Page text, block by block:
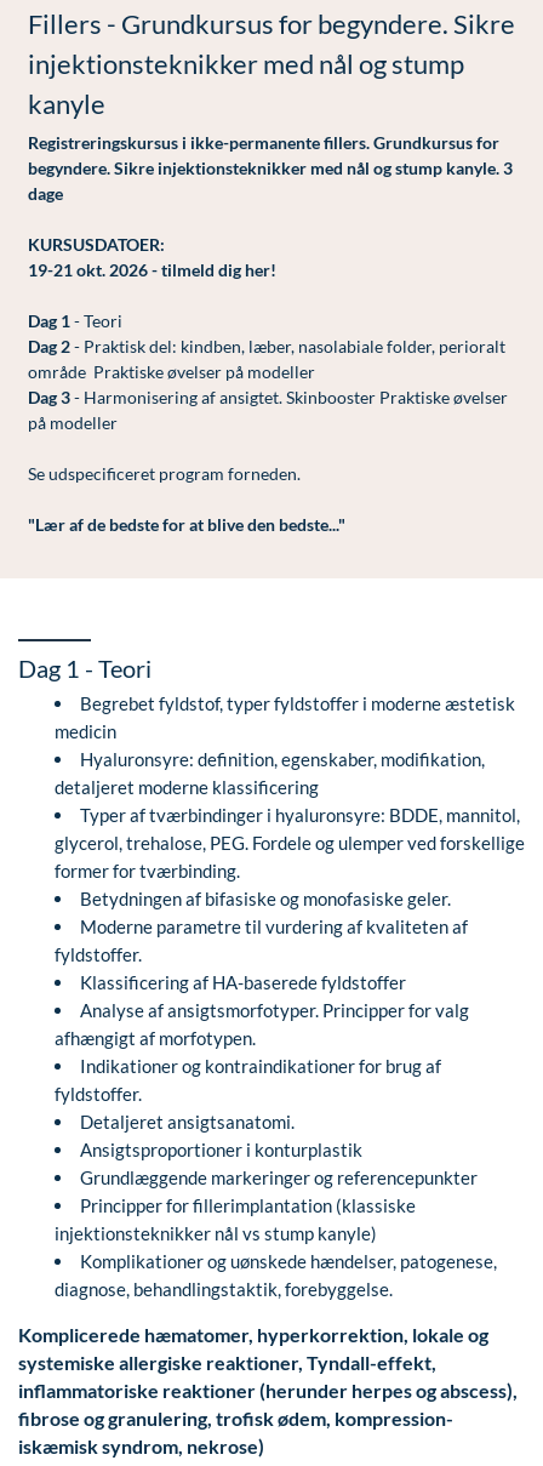
Lunge-astma-allergi
Mave-tarm kirurgi
Menopause- og hormonterapi
Neurologi (hjerne-nervesygdomme)
Plastikkirurgi (rekonstruktiv)
Svedproblemer
Søvn
Ultralydsscanning
Urologi (Urinvejssygdomme)
Ar og strækmærker
Uønsket hårvækst
Hårtab
Aldersprægede håndrygge
Intim konturering/foryngelse
Kosmetisk Plastikkirurgi
Kæbekirurgi
Før / efter billeder
Udskrivelse
Kontakt os & Find vej
Kvalitet og patienttilfredshed
Nyttige links
Parkering og opladning på AROS Privathospital
Rygepolitik
Sengestuer
Standardbetingelser for privatbetalte
operationer
Ventetid i det offentlige - Frit sygehusvalg
Vores mål
Fillers - Grundkursus for begyndere. Sikre
injektionsteknikker med nål og stump
kanyle
Registreringskursus i ikke-permanente fillers. Grundkursus for
begyndere. Sikre injektionsteknikker med nål og stump kanyle. 3
dage
KURSUSDATOER:
19-21 okt. 2026-tilmeld dig her!
Dag 1- Teori
Dag 2- Praktisk del: kindben, læber, nasolabiale folder, perioralt
område Praktiske øvelser på modeller
Dag 3- Harmonisering af ansigtet. Skinbooster Praktiske øvelser
på modeller
Se udspecificeret program forneden.
"Lær af de bedste for at blive den bedste..."
Dag 1 - Teori
Begrebet fyldstof, typer fyldstoffer i moderne æstetisk
medicin
Hyaluronsyre: definition, egenskaber, modifikation,
detaljeret moderne klassificering
Typer af tværbindinger i hyaluronsyre: BDDE, mannitol,
glycerol, trehalose, PEG. Fordele og ulemper ved forskellige
former for tværbinding.
Betydningen af ​​bifasiske og monofasiske geler.
Moderne parametre til vurdering af kvaliteten af ​​
fyldstoffer.
Klassificering af HA-baserede fyldstoffer
Analyse af ansigtsmorfotyper. Principper for valg
afhængigt af morfotypen.
Indikationer og kontraindikationer for brug af
fyldstoffer.
Detaljeret ansigtsanatomi.
Ansigtsproportioner i konturplastik
Grundlæggende markeringer og referencepunkter
Principper for fillerimplantation (klassiske
injektionsteknikker nål vs stump kanyle)
Komplikationer og uønskede hændelser, patogenese,
diagnose, behandlingstaktik, forebyggelse.
Komplicerede hæmatomer, hyperkorrektion, lokale og
systemiske allergiske reaktioner, Tyndall-effekt,
inflammatoriske reaktioner (herunder herpes og abscess),
fibrose og granulering, trofisk ødem, kompression-
iskæmisk syndrom, nekrose)